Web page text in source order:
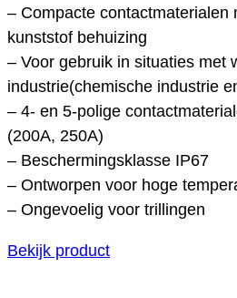
– Compacte contactmaterialen
kunststof behuizing
– Voor gebruik in situaties met
industrie(chemische industrie
– 4- en 5-polige
(200A, 250A)
– Beschermingsklasse IP67
– Ontworpen voor hoge
– Ongevoelig voor trillingen
Bekijk product